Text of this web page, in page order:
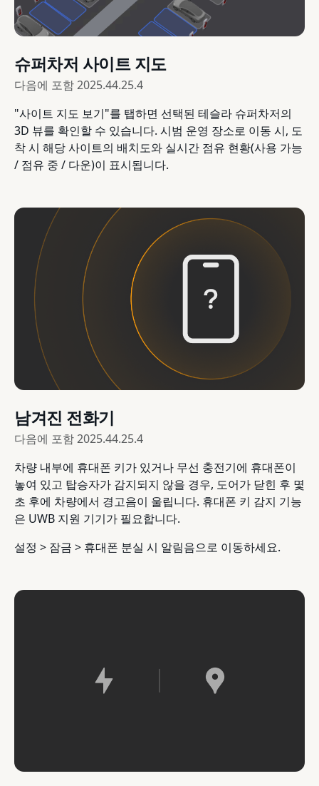
슈퍼차저 사이트 지도
다음에 포함2025.44.25.4
"사이트 지도 보기"를 탭하면 선택된 테슬라 슈퍼차저의
3D 뷰를 확인할 수 있습니다. 시범 운영 장소로 이동 시, 도
착 시 해당 사이트의 배치도와 실시간 점유 현황(사용 가능
/ 점유 중 / 다운)이 표시됩니다.
남겨진 전화기
다음에 포함2025.44.25.4
차량 내부에 휴대폰 키가 있거나 무선 충전기에 휴대폰이
놓여 있고 탑승자가 감지되지 않을 경우, 도어가 닫힌 후 몇
초 후에 차량에서 경고음이 울립니다. 휴대폰 키 감지 기능
은 UWB 지원 기기가 필요합니다.
설정 > 잠금 > 휴대폰 분실 시 알림음으로 이동하세요.